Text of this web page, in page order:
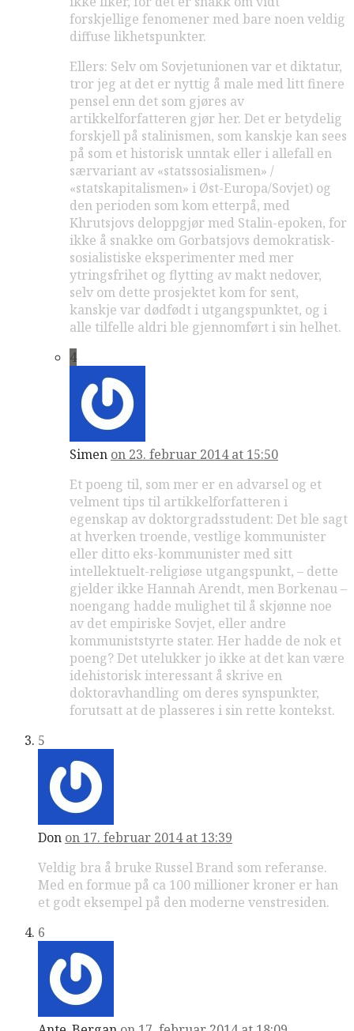
forskjellige fenomener med bare noen veldig
diffuse likhetspunkter.
Ellers: Selv om Sovjetunionen var et diktatur,
tror jeg at det er nyttig å male med litt finere
pensel enn det som gjøres av
artikkelforfatteren gjør her. Det er betydelig
forskjell på stalinismen, som kanskje kan sees
på som et historisk unntak eller i allefall en
særvariant av «statssosialismen» /
«statskapitalismen» i Øst-Europa/Sovjet) og
den perioden som kom etterpå, med
Khrutsjovs deloppgjør med Stalin-epoken, for
ikke å snakke om Gorbatsjovs demokratisk-
sosialistiske eksperimenter med mer
ytringsfrihet og flytting av makt nedover,
selv om dette prosjektet kom for sent,
kanskje var dødfødt i utgangspunktet, og i
alle tilfelle aldri ble gjennomført i sin helhet.
4
Simen on 23. februar 2014 at 15:50
Et poeng til, som mer er en advarsel og et
velment tips til artikkelforfatteren i
egenskap av doktorgradsstudent: Det ble sagt
at hverken troende, vestlige kommunister
eller ditto eks-kommunister med sitt
intellektuelt-religiøse utgangspunkt, – dette
gjelder ikke Hannah Arendt, men Borkenau –
noengang hadde mulighet til å skjønne noe
av det empiriske Sovjet, eller andre
kommuniststyrte stater. Her hadde de nok et
poeng? Det utelukker jo ikke at det kan være
idehistorisk interessant å skrive en
doktoravhandling om deres synspunkter,
forutsatt at de plasseres i sin rette kontekst.
5
Don on 17. februar 2014 at 13:39
Veldig bra å bruke Russel Brand som referanse.
Med en formue på ca 100 millioner kroner er han
et godt eksempel på den moderne venstresiden.
6